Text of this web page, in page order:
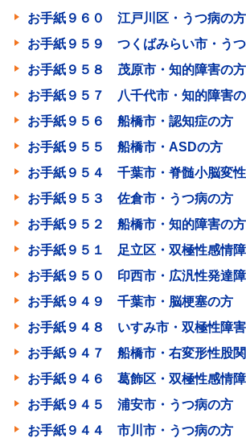
お手紙９６０ 江戸川区・うつ病の方
お手紙９５９ つくばみらい市・う
お手紙９５８ 茂原市・知的障害の方
お手紙９５７ 八千代市・知的障害
お手紙９５６ 船橋市・認知症の方
お手紙９５５ 船橋市・ASDの方
お手紙９５４ 千葉市・脊髄小脳変
お手紙９５３ 佐倉市・うつ病の方
お手紙９５２ 船橋市・知的障害の方
お手紙９５１ 足立区・双極性感情
お手紙９５０ 印西市・広汎性発達
お手紙９４９ 千葉市・脳梗塞の方
お手紙９４８ いすみ市・双極性障
お手紙９４７ 船橋市・右変形性股
お手紙９４６ 葛飾区・双極性感情
お手紙９４５ 浦安市・うつ病の方
お手紙９４４ 市川市・うつ病の方